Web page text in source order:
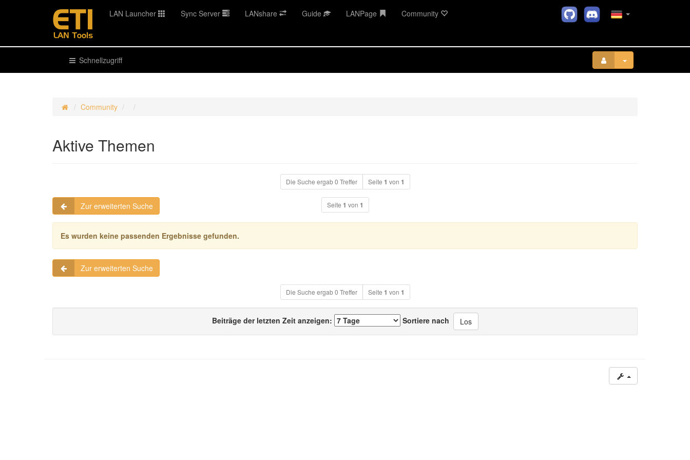
LAN Launcher Sync Server LANshare Guide LANPage Community
Schnellzugriff
Community
Aktive Themen
Die Suche ergab 0 Treffer Seite 1 von 1
Zur erweiterten Suche Seite 1 von 1
Es wurden keine passenden Ergebnisse gefunden.
Zur erweiterten Suche
Die Suche ergab 0 Treffer Seite 1 von 1
Beiträge der letzten Zeit anzeigen: Sortiere nach